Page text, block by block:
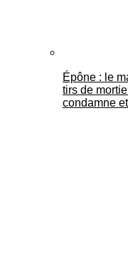
Épône : le
tirs de
condamne